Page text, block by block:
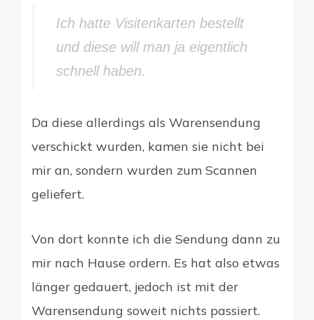
Ich hatte Visitenkarten bestellt
und diese will man ja eigentlich
schnell haben.
Da diese allerdings als Warensendung
verschickt wurden, kamen sie nicht bei
mir an, sondern wurden zum Scannen
geliefert.
Von dort konnte ich die Sendung dann zu
mir nach Hause ordern. Es hat also etwas
länger gedauert, jedoch ist mit der
Warensendung soweit nichts passiert.